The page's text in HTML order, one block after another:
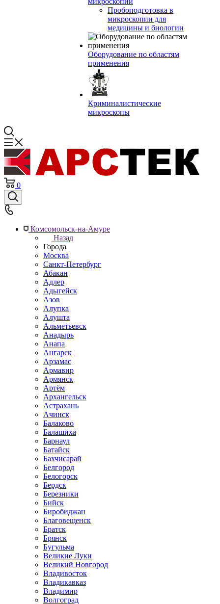
Пробоподготовка в
микроскопии для
медицины и биологии
Оборудование по областям
применения
Криминалистические
микроскопы
0
Комсомольск-на-Амуре
Назад
Города
Москва
Санкт-Петербург
Абакан
Адлер
Адыгейск
Азов
Алупка
Алушта
Альметьевск
Анадырь
Анапа
Ангарск
Арзамас
Армавир
Армянск
Артём
Архангельск
Астрахань
Ачинск
Балаково
Балашиха
Барнаул
Батайск
Бахчисарай
Белгород
Белогорск
Бердск
Березники
Бийск
Биробиджан
Благовещенск
Братск
Брянск
Бугульма
Великие Луки
Великий Новгород
Владивосток
Владикавказ
Владимир
Волгоград